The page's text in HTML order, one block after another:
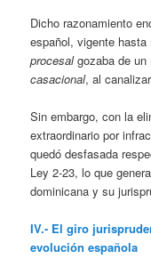
Dicho razonamiento
español, vigente
procesalgozaba de un
casacional, al
Sin embargo, con la
extraordinario por
quedó desfasada
Ley 2-23, lo que
dominicana y su
IV.- El giro
evolución española